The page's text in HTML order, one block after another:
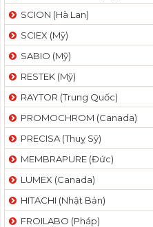
SCION (Hà Lan)
SCIEX (Mỹ)
SABIO (Mỹ)
RESTEK (Mỹ)
RAYTOR (Trung Quốc)
PROMOCHROM (Canada)
PRECISA (Thuỵ Sỹ)
MEMBRAPURE (Đức)
LUMEX (Canada)
HITACHI (Nhật Bản)
FROILABO (Pháp)